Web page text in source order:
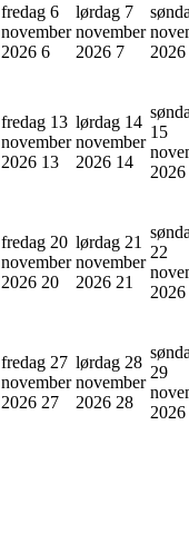
fredag 6
november
2026 6
lørdag 7
november
2026 7
2026
fredag 13
november
2026 13
lørdag 14
november
2026 14
15
2026
fredag 20
november
2026 20
lørdag 21
november
2026 21
22
2026
fredag 27
november
2026 27
lørdag 28
november
2026 28
29
2026